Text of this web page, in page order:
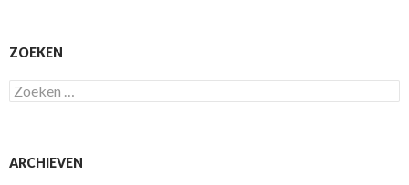
ZOEKEN
Zoeken
naar:
ARCHIEVEN